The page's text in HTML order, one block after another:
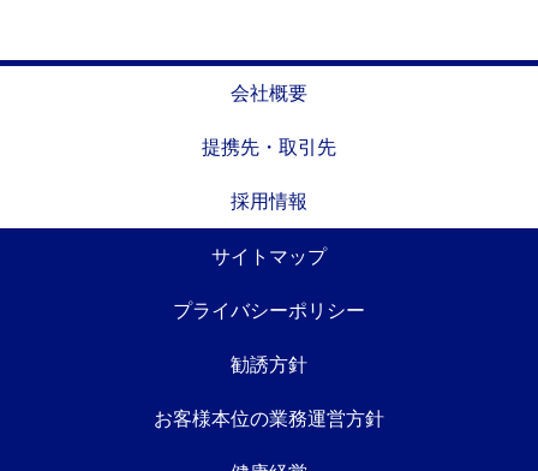
会社概要
提携先・取引先
採用情報
サイトマップ
プライバシーポリシー
勧誘方針
お客様本位の業務運営方針